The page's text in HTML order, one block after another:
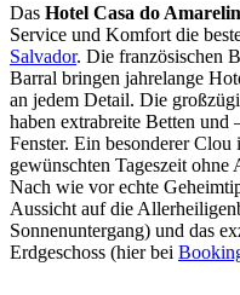
Das Hotel Casa do
Service und Komfort die
Salvador. Die französischen
Barral bringen jahrelange
an jedem Detail. Die
haben extrabreite Betten
Fenster. Ein besonderer Clou
gewünschten Tageszeit
Nach wie vor echte
Aussicht auf die
Sonnenuntergang) und das
Erdgeschoss (hier bei